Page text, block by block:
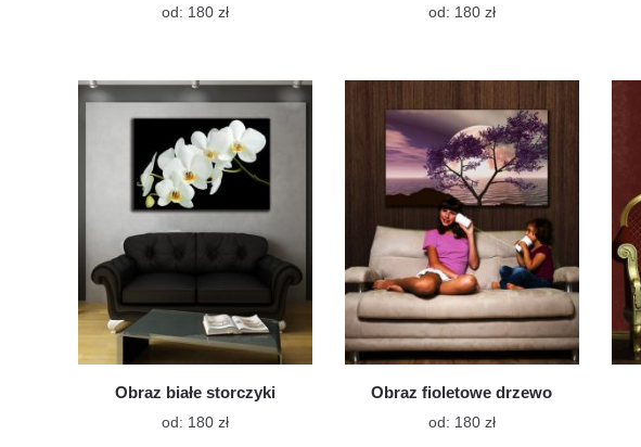
od: 180 złTen
wiele
wariantów.
Opcje
można
wybrać
produktu
od: 180 złTen
wiele
wariantów.
Opcje
można
wybrać
na
stronie
produktu
Obraz białe storczyki
od: 180 złTen
Obraz fioletowe drzewo
od: 180 złTen